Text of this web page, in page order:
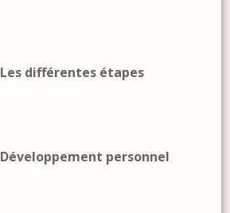
Les différentes étapes
Développement personnel